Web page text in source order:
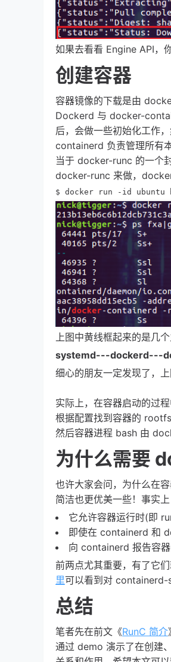
如果去看看 Engine API，
创建容器
容器镜像的下载是由
Dockerd 与 docker-
后，会做一些初始化工作
containerd 负责管理所有
当于 docker-runc 的一
docker-runc 来做，
$ docker run -id ubuntu
上图中黄线框起来的是几
systemd---dockerd---
细心的朋友一定发现了，
实际上，在容器启动的过
根据配置找到容器的
然后容器进程 bash 由
为什么需要
也许大家会问，为什么在
简洁也更优美一些！事实
它允许容器运行时(即
即使在 containerd 和
向 containerd 报告容
前两点尤其重要，有了它
里可以看到对 containerd-
总结
笔者先在前文《RunC 简介
通过 demo 演示了在创建